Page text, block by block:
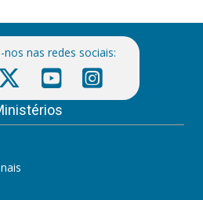
nas redes sociais: